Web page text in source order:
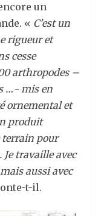
un
« C’est un
rigueur et
cesse
arthropodes –
…- mis en
ornemental et
produit
terrain pour
travaille avec
aussi avec
t-il.